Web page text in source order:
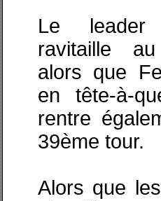
Le leader
ravitaille
alors que
en tête-à-
rentre
39ème tour.
Alors que